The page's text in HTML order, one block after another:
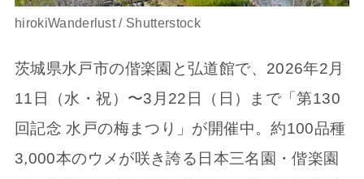
hirokiWanderlust / Shutterstock
茨城県水戸市の偕楽園と弘道館で、2026年2月
11日（水・祝）〜3月22日（日）まで「第130
回記念 水戸の梅まつり」が開催中。約100品種
3,000本のウメが咲き誇る日本三名園・偕楽園